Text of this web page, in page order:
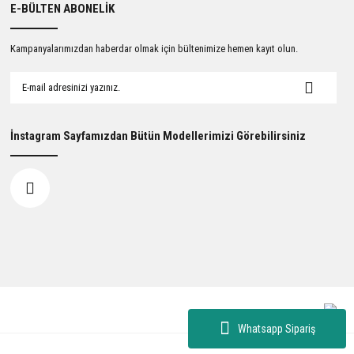
Whatsapp Sipariş
E-BÜLTEN ABONELİK
Kampanyalarımızdan haberdar olmak için bültenimize hemen kayıt olun.
İnstagram Sayfamızdan Bütün Modellerimizi Görebilirsiniz